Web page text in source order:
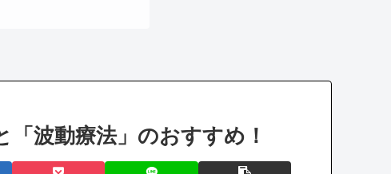
「波動療法」のおすすめ！